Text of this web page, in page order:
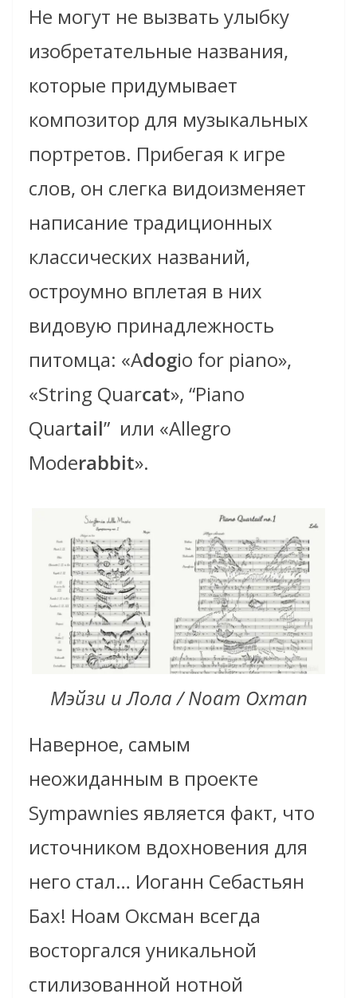
Не могут не вызвать улыбку
изобретательные названия,
которые придумывает
композитор для музыкальных
портретов. Прибегая к игре
слов, он слегка видоизменяет
написание традиционных
классических названий,
остроумно вплетая в них
видовую принадлежность
питомца: «Adogio for piano»,
«String Quarcat», “Piano
Quartail” или «Allegro
Moderabbit».
Мэйзи и Лола / Noam Oxman
Наверное, самым
неожиданным в проекте
Sympawnies является факт, что
источником вдохновения для
него стал… Иоганн Себастьян
Бах! Ноам Оксман всегда
восторгался уникальной
стилизованной нотной